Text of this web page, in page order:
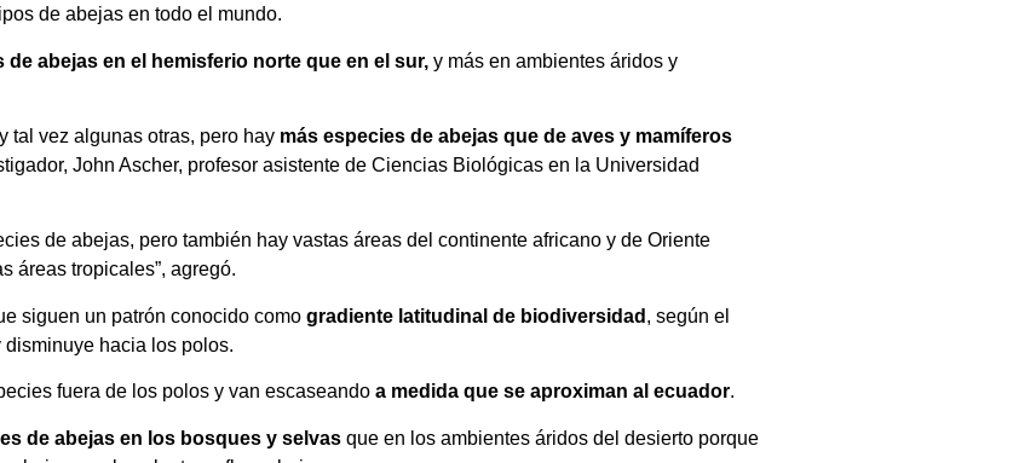
de abejas en todo el mundo.
de abejas en el hemisferio norte que en el sur, y más en ambientes áridos y
tal vez algunas otras, pero hay más especies de abejas que de aves y mamíferos
John Ascher, profesor asistente de Ciencias Biológicas en la Universidad
de abejas, pero también hay vastas áreas del continente africano y de Oriente
áreas tropicales”, agregó.
siguen un patrón conocido como gradiente latitudinal de biodiversidad , según el
hacia los polos.
fuera de los polos y van escaseando a medida que se aproximan al ecuador.
de abejas en los bosques y selvas que en los ambientes áridos del desierto porque